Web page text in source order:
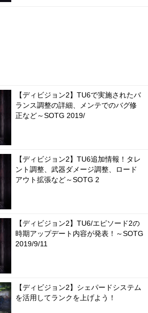
【ディビジョン2】TU6で実施されたバ
ランス調整の詳細、メンテでのバグ修
正など～SOTG 2019/
【ディビジョン2】TU6追加情報！タレ
ント調整、武器ダメージ調整、ロード
アウト拡張など～SOTG 2
【ディビジョン2】TU6/エピソード2の
時期アップデート内容が発表！～SOTG
2019/9/11
【ディビジョン2】シェパードシステム
を活用してランクを上げよう！